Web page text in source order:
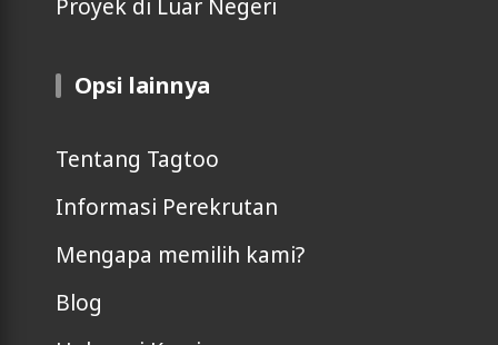
Proyek di Luar Negeri
Opsi lainnya
Tentang Tagtoo
Informasi Perekrutan
Mengapa memilih kami?
Blog